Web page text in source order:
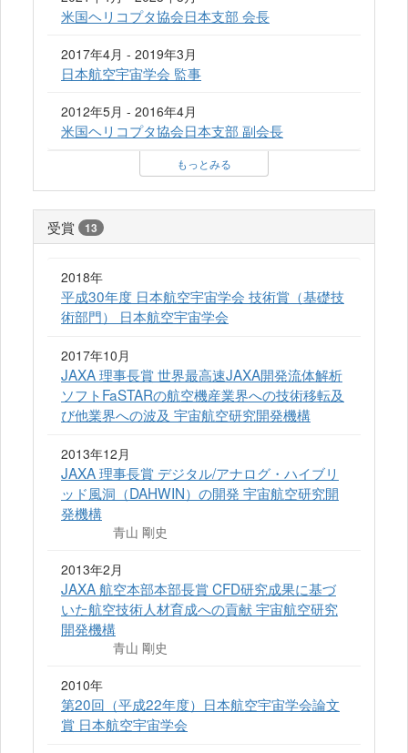
米国ヘリコプタ協会日本支部 会長
2017年4月 - 2019年3月
日本航空宇宙学会 監事
2012年5月 - 2016年4月
米国ヘリコプタ協会日本支部 副会長
もっとみる
受賞 13
2018年
平成30年度 日本航空宇宙学会 技術賞（基礎技
術部門） 日本航空宇宙学会
2017年10月
JAXA 理事長賞 世界最高速JAXA開発流体解析
ソフトFaSTARの航空機産業界への技術移転及
び他業界への波及 宇宙航空研究開発機構
2013年12月
JAXA 理事長賞 デジタル/アナログ・ハイブリ
ッド風洞（DAHWIN）の開発 宇宙航空研究開
発機構
青山 剛史
2013年2月
JAXA 航空本部本部長賞 CFD研究成果に基づ
いた航空技術人材育成への貢献 宇宙航空研究
開発機構
青山 剛史
2010年
第20回（平成22年度）日本航空宇宙学会論文
賞 日本航空宇宙学会